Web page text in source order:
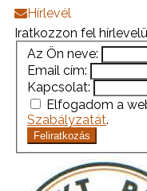
Hírlevél
Iratkozzon fel
Az Ön neve:
Email cím:
Kapcsolat:
Elfogadom a
Szabályzatát.
Feliratkozás